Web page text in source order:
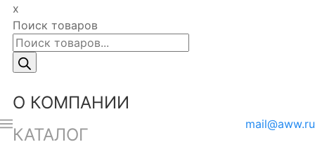
x
Поиск товаров
О КОМПАНИИ
КАТАЛОГ
mail@aww.ru